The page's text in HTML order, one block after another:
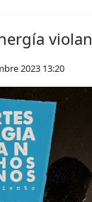
2023 13:20